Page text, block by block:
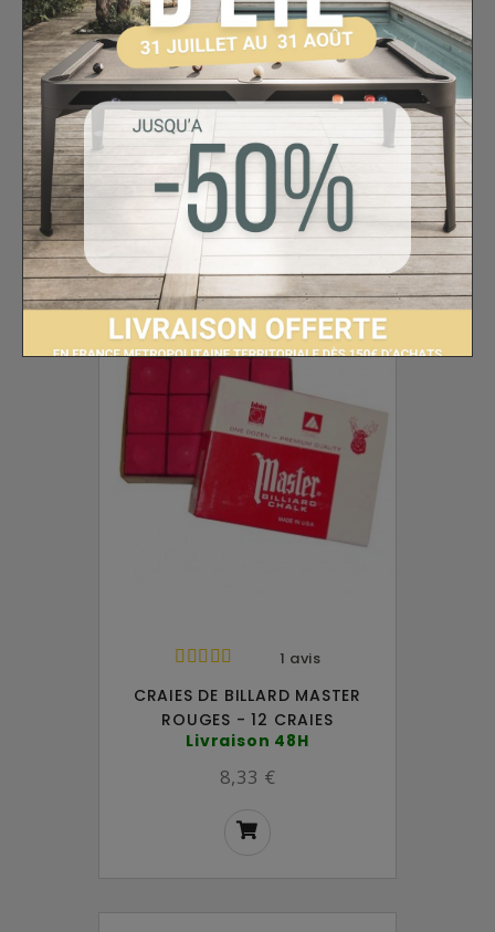
1 avis
CRAIES DE BILLARD MASTER
BLEUES - 12 CRAIES
Livraison 48H
1 avis
CRAIES DE BILLARD MASTER
ROUGES - 12 CRAIES
Livraison 48H
8,33 €